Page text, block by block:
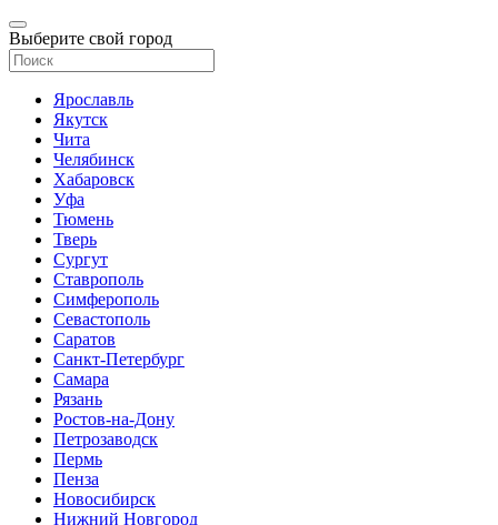
Выберите свой город
Ярославль
Якутск
Чита
Челябинск
Хабаровск
Уфа
Тюмень
Тверь
Сургут
Ставрополь
Симферополь
Севастополь
Саратов
Санкт-Петербург
Самара
Рязань
Ростов-на-Дону
Петрозаводск
Пермь
Пенза
Новосибирск
Нижний Новгород